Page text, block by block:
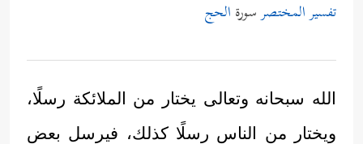
تفسير المختصرسورة الحج
الله سبحانه وتعالى يختار من الملائكة رسلًا،
ويختار من الناس رسلًا كذلك، فيرسل بعض